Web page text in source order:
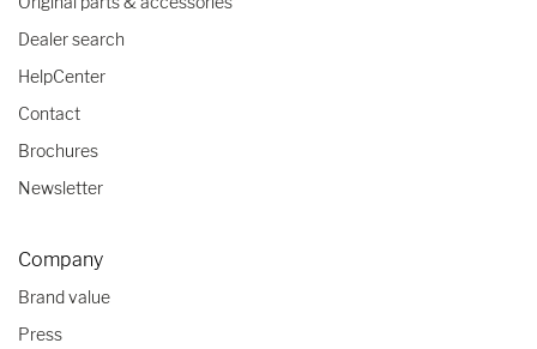
Dealer search
HelpCenter
Contact
Brochures
Newsletter
Company
Brand value
Press